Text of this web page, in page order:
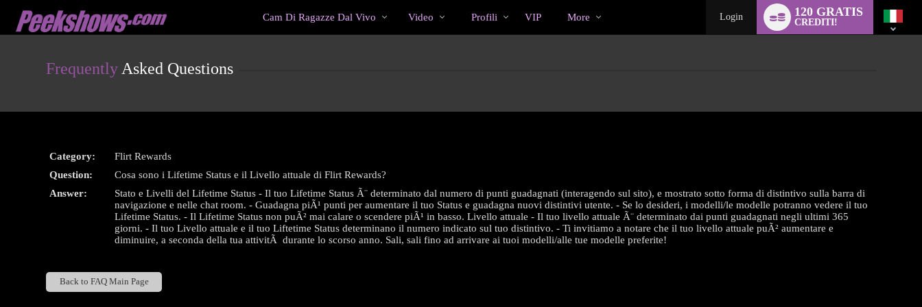
User
status
Cams
Cam Di Ragazze Dal Vivo
tendenza
Video Profili VIP More Login 120 GRATIS
CREDITI!
Frequently Asked Questions
Category:
Flirt Rewards
Question:
Cosa sono i Lifetime Status e il Livello attuale di Flirt Rewards?
Answer:
Stato e Livelli del Lifetime Status - Il tuo Lifetime Status Ã¨ determinato dal numero di punti guadagnati (interagendo sul sito), e mostrato sotto forma di distintivo sulla barra di
navigazione e nelle chat room. - Guadagna piÃ¹ punti per aumentare il tuo Status e guadagna nuovi distintivi utente. - Se lo desideri, i modelli/le modelle potranno vedere il tuo
Lifetime Status. - Il Lifetime Status non puÃ² mai calare o scendere piÃ¹ in basso. Livello attuale - Il tuo livello attuale Ã¨ determinato dai punti guadagnati negli ultimi 365
giorni. - Il tuo Livello attuale e il tuo Liftetime Status determinano il numero indicato sul tuo distintivo. - Ti invitiamo a notare che il tuo livello attuale puÃ² aumentare e
diminuire, a seconda della tua attivitÃ durante lo scorso anno. Sali, sali fino ad arrivare ai tuoi modelli/alle tue modelle preferite!
Back to FAQ Main Page